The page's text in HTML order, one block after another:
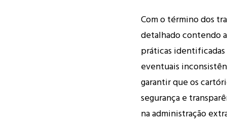
Com o término dos
detalhado contendo
práticas
eventuais
garantir que os
segurança e
na administração